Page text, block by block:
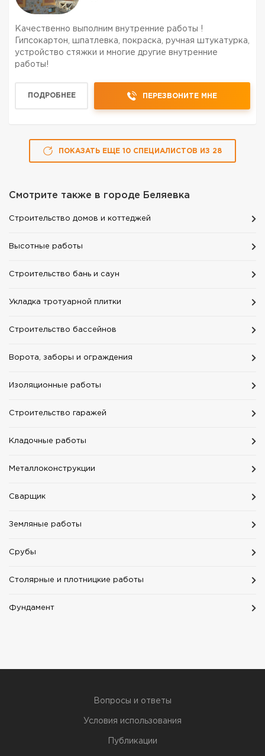
Качественно выполним внутренние работы !
Гипсокартон, шпатлевка, покраска, ручная штукатурка,
устройство стяжки и многие другие внутренние
работы!
ПОДРОБНЕЕ ПЕРЕЗВОНИТЕ МНЕ
ПОКАЗАТЬ ЕЩЕ 10 СПЕЦИАЛИСТОВ ИЗ 28
Смотрите также в городе Беляевка
Строительство домов и коттеджей
Высотные работы
Строительство бань и саун
Укладка тротуарной плитки
Строительство бассейнов
Ворота, заборы и ограждения
Изоляционные работы
Строительство гаражей
Кладочные работы
Mеталлоконструкции
Сварщик
Земляные работы
Срубы
Столярные и плотницкие работы
Фундамент
Вопросы и ответы
Условия использования
Публикации